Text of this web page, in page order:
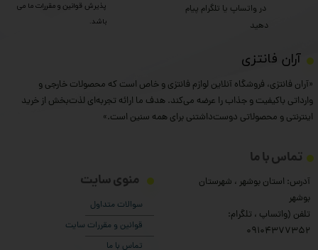
​آران فانتزی
«آران فانتزی، فروشگاه آنلاین لوازم فانتزی و خاص است که محصولات خارجی و
وارداتی باکیفیت و جذاب را عرضه می‌کند. هدف ما ارائه تجربه‌ای لذت‌بخش از خرید
اینترنتی و محصولاتی دوست‌داشتنی برای همه سنین است.»
منوی سایت
سوالات متداول
قوانین و مقررات سایت
تماس با ما
تماس با ما
آدرس: استان بوشهر ، شهرستان
بوشهر
تلفن (واتساپ ، تلگرام:
۰9104377352
​​​​​​​ در واتساپ یا تلگرام پیام
دهید
پذیرش قوانین و مقررات ما می
باشد.